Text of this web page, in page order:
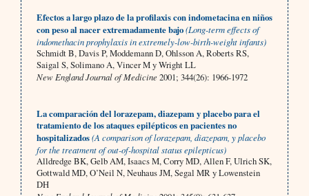
Efectos a largo plazo de la profilaxis con indometacina en niños
con peso al nacer extremadamente bajo(Long-term effects of
indomethacin prophylaxis in extremely-low-birth-weight infants)
Schmidt B, Davis P, Moddemann D, Ohlsson A, Roberts RS,
Saigal S, Solimano A, Vincer M y Wright LL
New England Journal of Medicine2001; 344(26): 1966-1972
La comparación del lorazepam, diazepam y placebo para el
tratamiento de los ataques epilépticos en pacientes no
hospitalizados(A comparison of lorazepam, diazepam, y placebo
for the treatment of out-of-hospital status epilepticus)
Alldredge BK, Gelb AM, Isaacs M, Corry MD, Allen F, Ulrich SK,
Gottwald MD, O’Neil N, Neuhaus JM, Segal MR y Lowenstein
DH